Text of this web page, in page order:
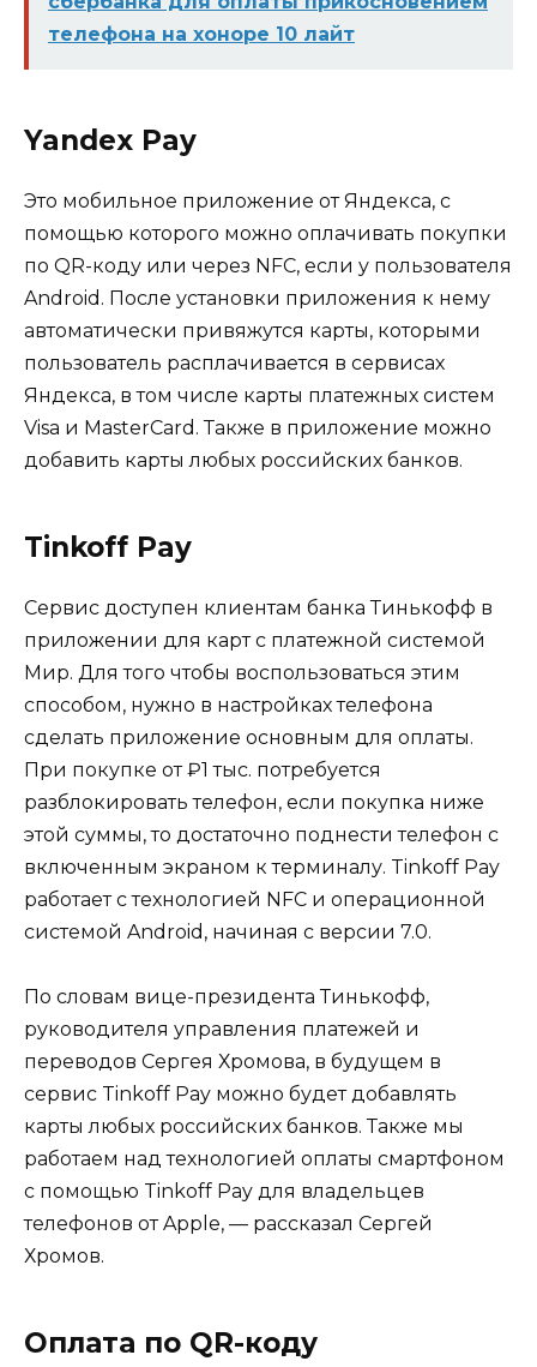
телефона на хоноре 10 лайт
Yandex Pay
Это мобильное приложение от Яндекса, с
помощью которого можно оплачивать покупки
по QR-коду или через NFC, если у пользователя
Android. После установки приложения к нему
автоматически привяжутся карты, которыми
пользователь расплачивается в сервисах
Яндекса, в том числе карты платежных систем
Visa и MasterCard. Также в приложение можно
добавить карты любых российских банков.
Tinkoff Pay
Сервис доступен клиентам банка Тинькофф в
приложении для карт с платежной системой
Мир. Для того чтобы воспользоваться этим
способом, нужно в настройках телефона
сделать приложение основным для оплаты.
При покупке от ₽1 тыс. потребуется
разблокировать телефон, если покупка ниже
этой суммы, то достаточно поднести телефон с
включенным экраном к терминалу. Tinkoff Pay
работает с технологией NFC и операционной
системой Android, начиная с версии 7.0.
По словам вице-президента Тинькофф,
руководителя управления платежей и
переводов Сергея Хромова, в будущем в
сервис Tinkoff Pay можно будет добавлять
карты любых российских банков. Также мы
работаем над технологией оплаты смартфоном
с помощью Tinkoff Pay для владельцев
телефонов от Apple, — рассказал Сергей
Хромов.
Оплата по QR-коду